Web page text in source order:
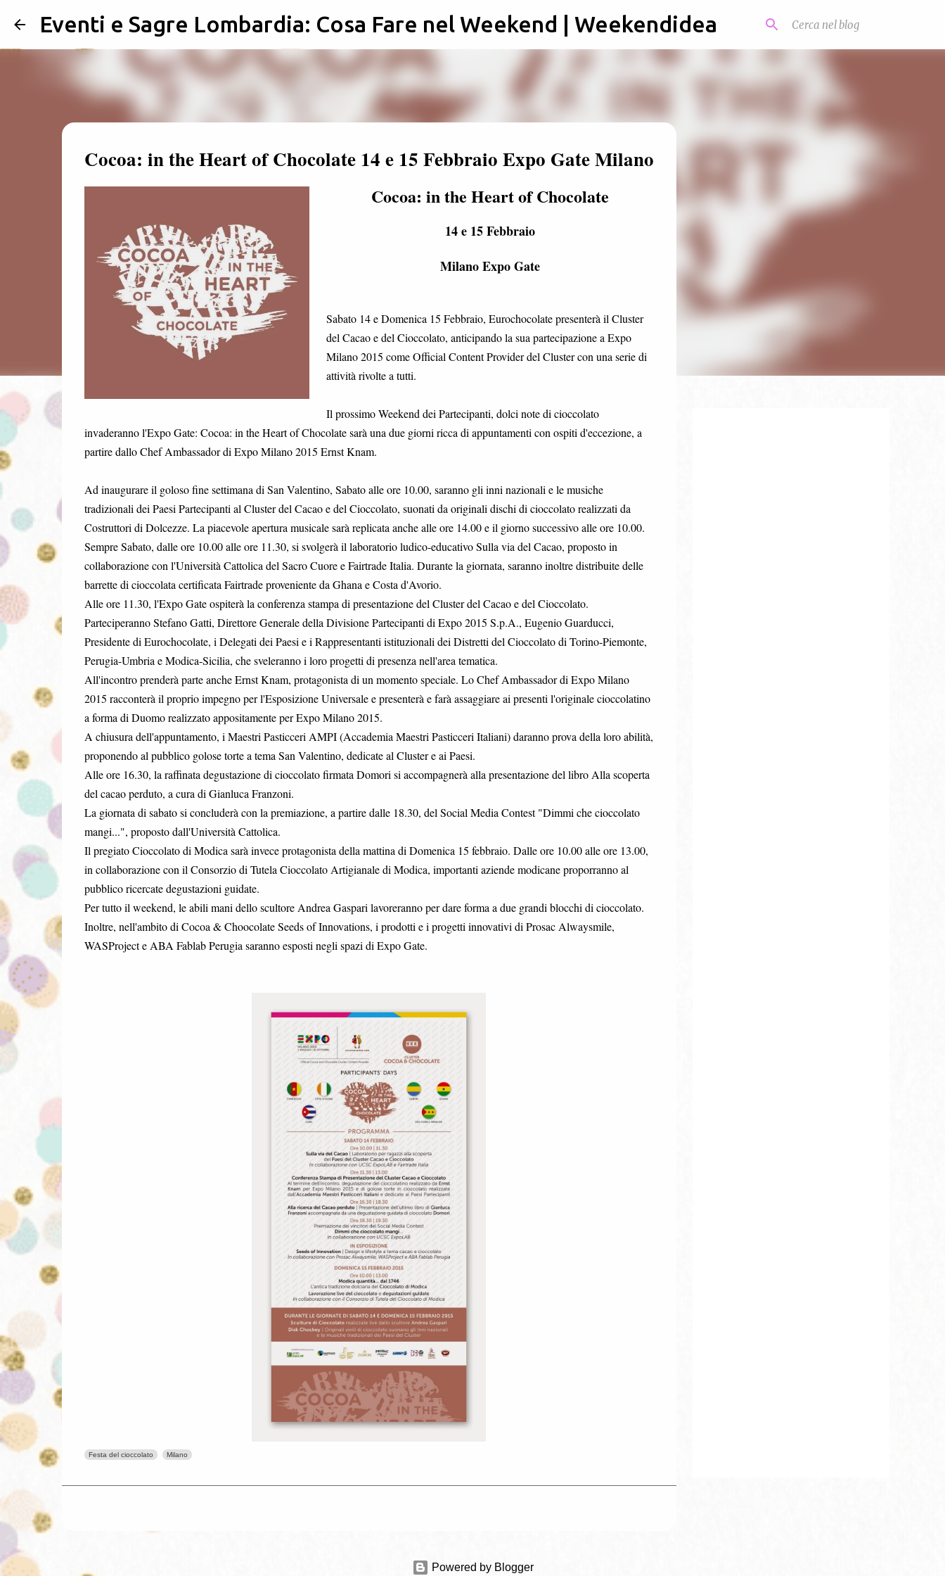
Passa ai contenuti principali
Eventi e Sagre Lombardia: Cosa Fare nel Weekend | Weekendidea
Cocoa: in the Heart of Chocolate 14 e 15 Febbraio Expo Gate Milano
Cocoa: in the Heart of Chocolate
14 e 15 Febbraio
Milano Expo Gate
Sabato 14 e Domenica 15 Febbraio, Eurochocolate presenterà il Cluster
del Cacao e del Cioccolato, anticipando la sua partecipazione a Expo
Milano 2015 come Official Content Provider del Cluster con una serie di
attività rivolte a tutti.
Il prossimo Weekend dei Partecipanti, dolci note di cioccolato
invaderanno l'Expo Gate: Cocoa: in the Heart of Chocolate sarà una due giorni ricca di appuntamenti con ospiti d'eccezione, a
partire dallo Chef Ambassador di Expo Milano 2015 Ernst Knam.
Ad inaugurare il goloso fine settimana di San Valentino, Sabato alle ore 10.00, saranno gli inni nazionali e le musiche
tradizionali dei Paesi Partecipanti al Cluster del Cacao e del Cioccolato, suonati da originali dischi di cioccolato realizzati da
Costruttori di Dolcezze. La piacevole apertura musicale sarà replicata anche alle ore 14.00 e il giorno successivo alle ore 10.00.
Sempre Sabato, dalle ore 10.00 alle ore 11.30, si svolgerà il laboratorio ludico-educativo Sulla via del Cacao, proposto in
collaborazione con l'Università Cattolica del Sacro Cuore e Fairtrade Italia. Durante la giornata, saranno inoltre distribuite delle
barrette di cioccolata certificata Fairtrade proveniente da Ghana e Costa d'Avorio.
Alle ore 11.30, l'Expo Gate ospiterà la conferenza stampa di presentazione del Cluster del Cacao e del Cioccolato.
Parteciperanno Stefano Gatti, Direttore Generale della Divisione Partecipanti di Expo 2015 S.p.A., Eugenio Guarducci,
Presidente di Eurochocolate, i Delegati dei Paesi e i Rappresentanti istituzionali dei Distretti del Cioccolato di Torino-Piemonte,
Perugia-Umbria e Modica-Sicilia, che sveleranno i loro progetti di presenza nell'area tematica.
All'incontro prenderà parte anche Ernst Knam, protagonista di un momento speciale. Lo Chef Ambassador di Expo Milano
2015 racconterà il proprio impegno per l'Esposizione Universale e presenterà e farà assaggiare ai presenti l'originale cioccolatino
a forma di Duomo realizzato appositamente per Expo Milano 2015.
A chiusura dell'appuntamento, i Maestri Pasticceri AMPI (Accademia Maestri Pasticceri Italiani) daranno prova della loro abilità,
proponendo al pubblico golose torte a tema San Valentino, dedicate al Cluster e ai Paesi.
Alle ore 16.30, la raffinata degustazione di cioccolato firmata Domori si accompagnerà alla presentazione del libro Alla scoperta
del cacao perduto, a cura di Gianluca Franzoni.
La giornata di sabato si concluderà con la premiazione, a partire dalle 18.30, del Social Media Contest "Dimmi che cioccolato
mangi...", proposto dall'Università Cattolica.
Il pregiato Cioccolato di Modica sarà invece protagonista della mattina di Domenica 15 febbraio. Dalle ore 10.00 alle ore 13.00,
in collaborazione con il Consorzio di Tutela Cioccolato Artigianale di Modica, importanti aziende modicane proporranno al
pubblico ricercate degustazioni guidate.
Per tutto il weekend, le abili mani dello scultore Andrea Gaspari lavoreranno per dare forma a due grandi blocchi di cioccolato.
Inoltre, nell'ambito di Cocoa & Choocolate Seeds of Innovations, i prodotti e i progetti innovativi di Prosac Alwaysmile,
WASProject e ABA Fablab Perugia saranno esposti negli spazi di Expo Gate.
Festa del cioccolato Milano
Powered by Blogger